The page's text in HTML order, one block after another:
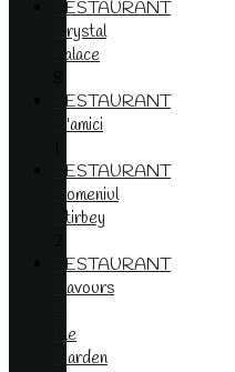
RESTAURANT
Crystal
Palace
RESTAURANT
D'amici
RESTAURANT
Domeniul
Stirbey
RESTAURANT
Flavours
the
Garden